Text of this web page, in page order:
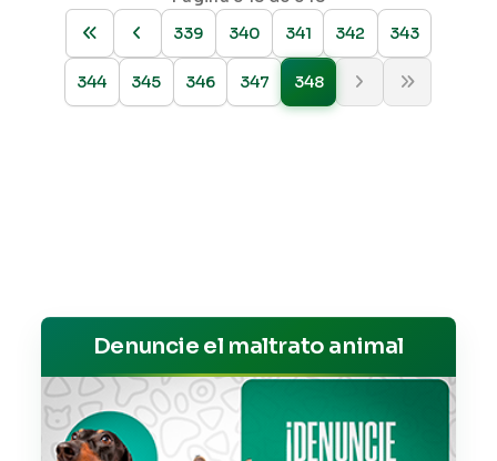
339
340 341 342 343
344 345 346 347 348
Denuncie el maltrato animal